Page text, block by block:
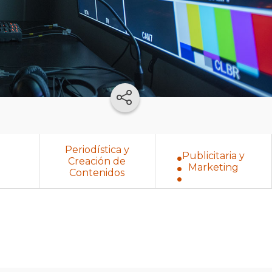
Periodística y
Creación de
Contenidos
Publicitaria y
Marketing